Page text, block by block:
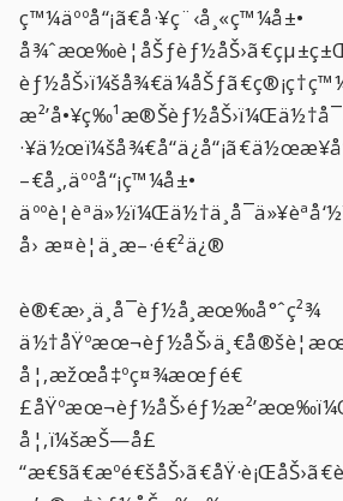
ç™¼äººå“¡ã€å·¥ç¨‹å¸«ç™¼å±•
–€å¸‚äººå“¡ç™¼å±•
å› æ­¤è¦ä¸æ–·é€²ä¿®
è®€æ›¸ä¸å¯èƒ½å­¸æœ‰å°ˆç²¾
å¦‚æžœå‡ºç¤¾æœƒé€
å¦‚ï¼šæŠ—å£